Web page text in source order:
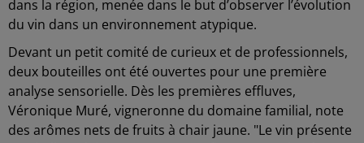
dans la région, menée dans le but d’observer l’évolution
du vin dans un environnement atypique.
Devant un petit comité de curieux et de professionnels,
deux bouteilles ont été ouvertes pour une première
analyse sensorielle. Dès les premières effluves,
Véronique Muré, vigneronne du domaine familial, note
des arômes nets de fruits à chair jaune. "Le vin présente